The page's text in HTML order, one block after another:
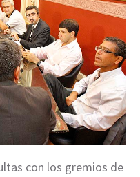
con los gremios de